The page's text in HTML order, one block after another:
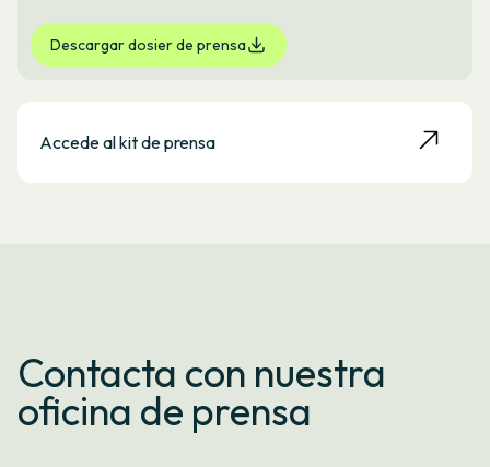
Descargar dosier de prensa
Accede al kit de prensa
Contacta con nuestra
oficina de prensa